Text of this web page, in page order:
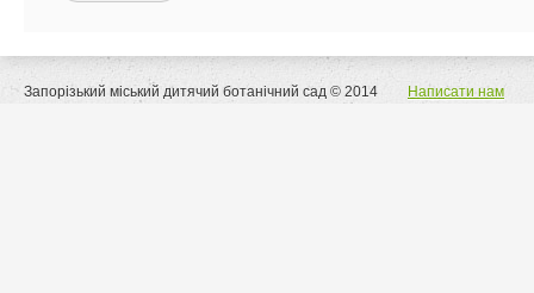
Запорізький міський дитячий ботанічний сад © 2014 Написати нам